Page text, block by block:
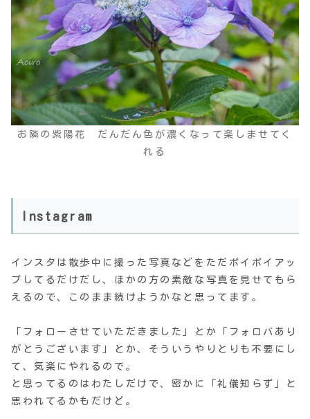
お隣の紫陽花 だんだん色が濃くなって楽しませてく
れる
Instagram
インスタは散歩中に撮った写真などをただポイポイアッ
プしてるだけだし、ほかの方の素敵な写真を見せてもら
えるので、このまま続けようかなと思ってます。
「フォローさせていただきました」とか「フォロバあり
がとうございます」とか、そういうやりとりも不要にし
て、気楽にやれるので。
と思ってるのはわたしだけで、密かに「礼儀知らず」と
思われてるかもだけど。